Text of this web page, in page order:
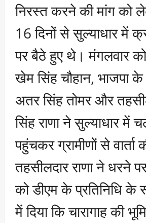
निरस्त करने की मांग को
16 दिनों से सुल्याधार में
पर बैठे हुए थे। मंगलवार को
खेम सिंह चौहान, भाजपा के
अतर सिंह तोमर और
सिंह राणा ने सुल्याधार में
पहुंचकर ग्रामीणों से वार्ता
तहसीलदार राणा ने धरने
को डीएम के प्रतिनिधि के
में दिया कि चारागाह की